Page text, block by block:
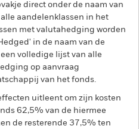
direct onder de naam van
aandelenklassen in het
met valutahedging worden
in de naam van de
volledige lijst van alle
op aanvraag
van het fonds.
uitleent om zijn kosten
62,5% van de hiermee
de resterende 37,5% ten